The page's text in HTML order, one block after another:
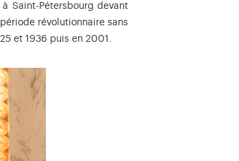
à Saint-Pétersbourg devant
révolutionnaire sans
et 1936 puis en 2001.